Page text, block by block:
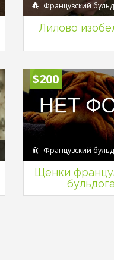
Французский
Лилово
$200
Французский
Щенки
бульдога